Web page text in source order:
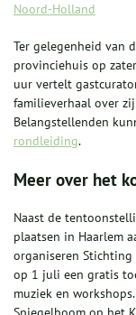
Noord-Holland
Ter gelegenheid van
provinciehuis op
uur vertelt
familieverhaal over
Belangstellenden
rondleiding.
Meer over het
Naast de
plaatsen in Haarlem
organiseren Stichting
op 1 juli een gratis
muziek en